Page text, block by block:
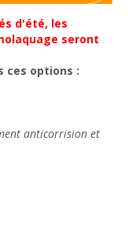
d'été, les
seront
ces options :
anticorrision et